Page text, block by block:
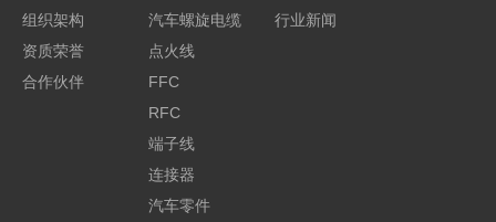
组织架构
资质荣誉
合作伙伴
汽车螺旋电缆
点火线
FFC
RFC
端子线
连接器
汽车零件
行业新闻